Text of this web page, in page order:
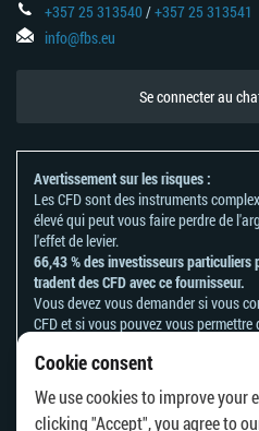
Cookie consent
We use cookies to improve your
clicking "Accept", you agree to
+357 25 313540/+357 25 313541
info@fbs.eu
Se connecter au
Avertissement sur les risques :
Les CFD sont des instruments
élevé qui peut vous faire perdre de
l'effet de levier.
66,43 % des investisseurs
tradent des CFD avec ce fournisseur.
Vous devez vous demander si vous
CFD et si vous pouvez vous
Veuillez vous référer à notre
de divulgation des risques
Les informations contenues sur ce